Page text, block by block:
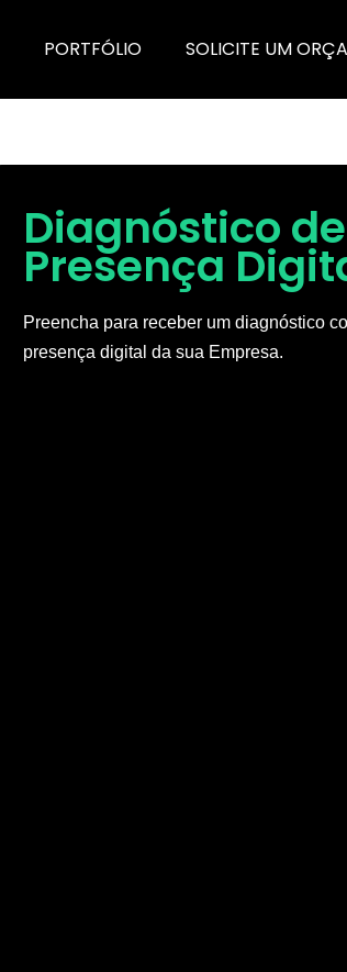
PORTFÓLIO SOLICITE UM
Diagnóstico de
Presença
Preencha para receber um diagnóstico
presença digital da sua Empresa.